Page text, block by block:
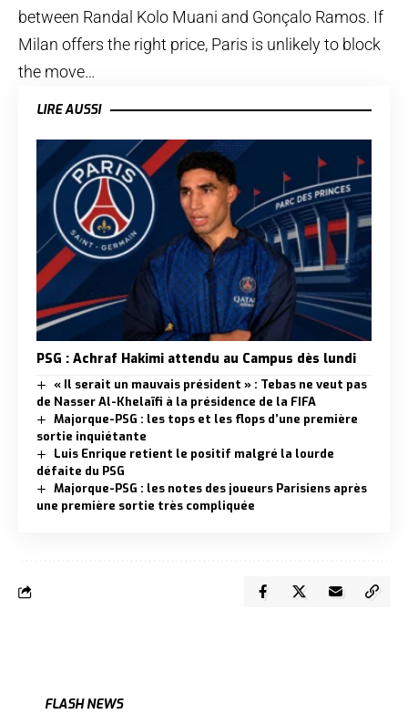
between Randal Kolo Muani and Gonçalo Ramos. If
Milan offers the right price, Paris is unlikely to block
the move…
LIRE AUSSI
PSG : Achraf Hakimi attendu au Campus dès lundi
« Il serait un mauvais président » : Tebas ne veut pas
de Nasser Al-Khelaïfi à la présidence de la FIFA
Majorque-PSG : les tops et les flops d’une première
sortie inquiétante
Luis Enrique retient le positif malgré la lourde
défaite du PSG
Majorque-PSG : les notes des joueurs Parisiens après
une première sortie très compliquée
FLASH NEWS